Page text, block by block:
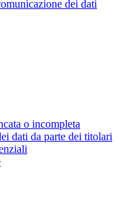
dei dati
o incompleta
dati da parte dei titolari